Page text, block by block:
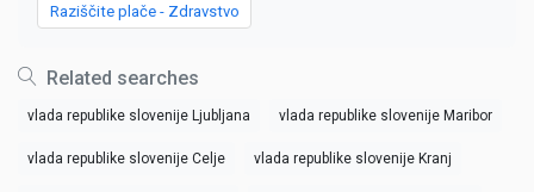
Raziščite plače - Zdravstvo
Related searches
vlada republike slovenije Ljubljana vlada republike slovenije Maribor
vlada republike slovenije Celje vlada republike slovenije Kranj